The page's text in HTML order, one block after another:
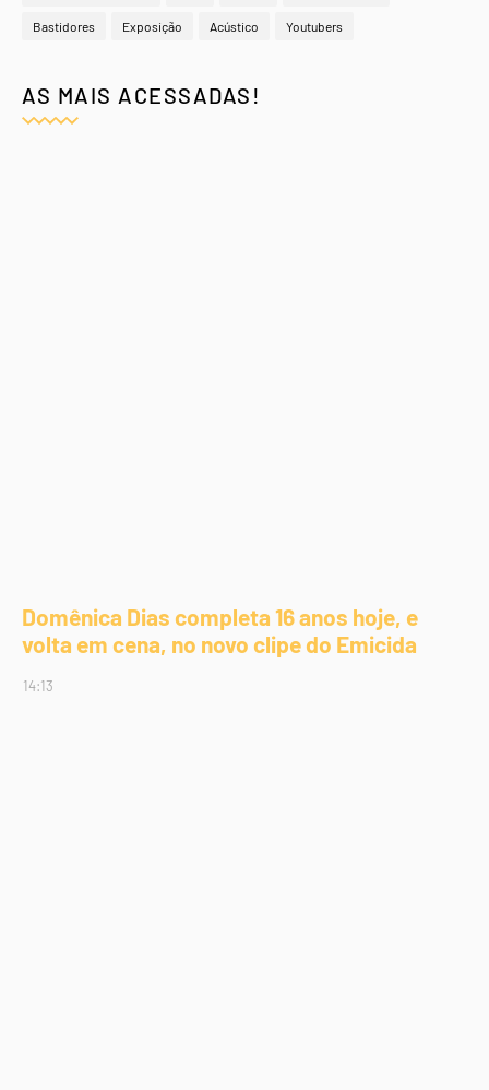
Bastidores Exposição Acústico Youtubers
AS MAIS ACESSADAS!
Domênica Dias completa 16 anos hoje, e
volta em cena, no novo clipe do Emicida
14:13